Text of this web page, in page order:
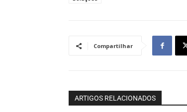
Compartilhar
ARTIGOS RELACIONADOS